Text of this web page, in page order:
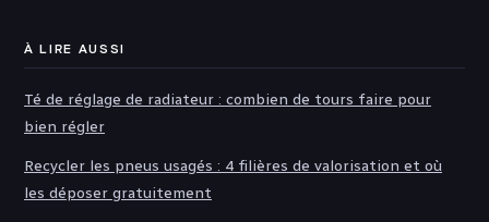
À LIRE AUSSI
Té de réglage de radiateur : combien de tours faire pour
bien régler
Recycler les pneus usagés : 4 filières de valorisation et où
les déposer gratuitement